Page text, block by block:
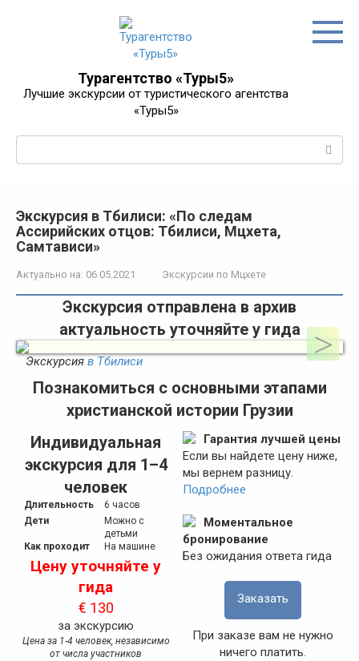
Турагентство «Туры5»
Лучшие экскурсии от туристического агентства
«Туры5»
Экскурсия в Тбилиси: «По следам
Ассирийских отцов: Тбилиси, Мцхета,
Самтависи»
Актуально на: 06.05.2021 Экскурсии по Мцхете
Экскурсия отправлена в архив
актуальность уточняйте у гида
Экскурсияв Тбилиси
Познакомиться с основными этапами
христианской истории Грузии
Индивидуальная
экскурсия для 1–4
человек
Длительность
6 часов
Дети
Можно с
детьми
Как проходит
На машине
Цену уточняйте у
гида
€ 130
за экскурсию
Цена за 1-4 человек, независимо
от числа участников
Гарантия лучшей цены
Если вы найдете цену ниже,
мы вернем разницу.
Подробнее
Моментальное
бронирование
Без ожидания ответа гида
Заказать
При заказе вам не нужно
ничего платить.